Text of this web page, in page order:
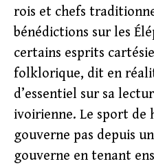
rois et chefs
bénédictions sur les
certains esprits
folklorique, dit en
d’essentiel sur sa
ivoirienne. Le sport de
gouverne pas depuis
gouverne en tenant